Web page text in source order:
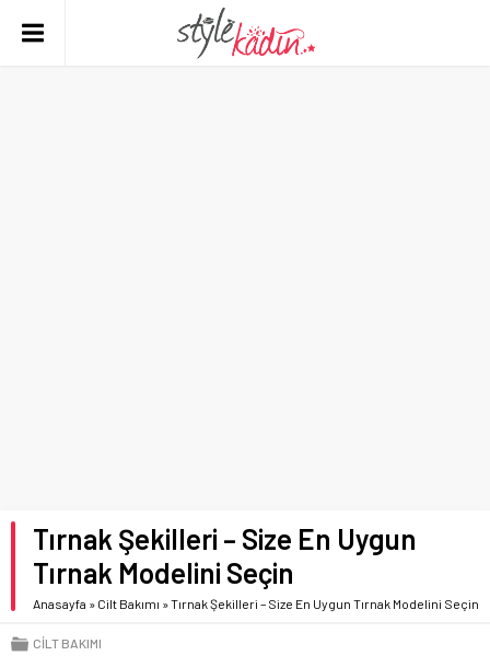
Tırnak Şekilleri – Size En Uygun
Tırnak Modelini Seçin
Anasayfa » Cilt Bakımı »Tırnak Şekilleri – Size En Uygun Tırnak Modelini Seçin
CILT BAKIMI